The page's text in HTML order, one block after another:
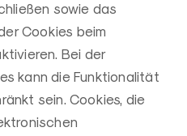
sowie das
Cookies beim
Bei der
kann die Funktionalität
sein. Cookies, die